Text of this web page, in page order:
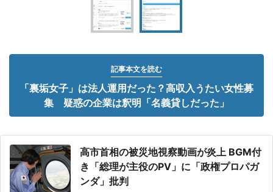
記事本文を読む
「裏垢女子」は法人運用だった？高収入うたい女性募
集 疑惑の企業は釈明「名義貸しだった」
高市首相の被災地視察動画が炎上 BGM付
き「総理が主役のPV」に「政権プロパガ
ンダ」批判